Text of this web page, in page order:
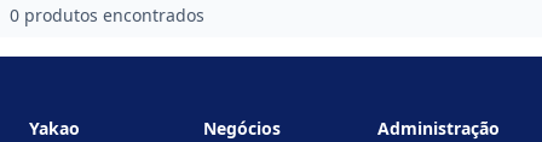
0 produtos encontrados
Yakao Negócios Administração